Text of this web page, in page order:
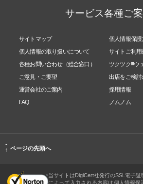
サービス各種ご
サイトマップ
個人情報保護
個人情報の取り扱いについて
サイトご利用
各種お問い合わせ（総合窓口）
ツクツク!!!ウ
ご意見・ご要望
出店をご検
運営会社のご案内
採用情報
FAQ
ノムノム
-
↑ ページの先頭へ
当サイトはDigiCert社発行のSSL電子
によって入力される内容は個人情報保